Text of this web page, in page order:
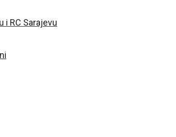
i RC Sarajevu